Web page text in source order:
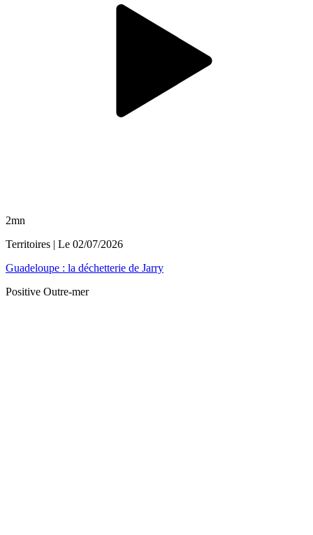
2mn
Territoires | Le 02/07/2026
Guadeloupe : la déchetterie de Jarry
Positive Outre-mer